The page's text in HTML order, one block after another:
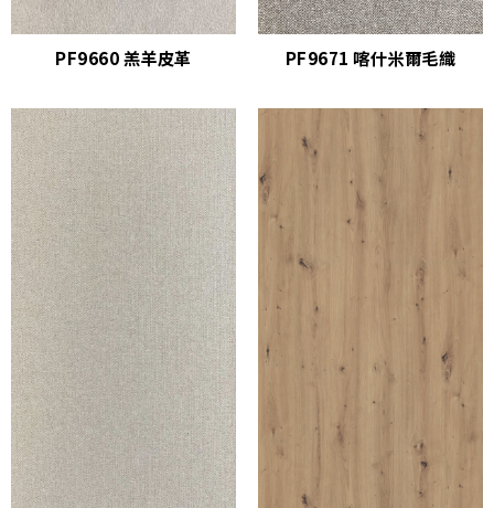
PF9660 羔羊皮革 PF9671 喀什米爾毛織